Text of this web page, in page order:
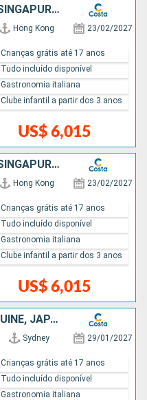
CHINA, VITENÃ, TAILÃNDIA, SINGAPURA, MALÁSIA, SRI LANKA, MAURICE, AFRICA DO SUL, NAMIBIA, CABO VERDE, ESPANHA, FRANCIA, ITÁLIA
Hong Kong 23/02/2027
US$ 6,015
Crianças grátis até 17 anos
Tudo incluído disponível
Gastronomia italiana
Clube infantil a partir dos 3 anos
CHINA, VITENÃ, TAILÃNDIA, SINGAPURA, MALÁSIA, SRI LANKA, MAURICE, AFRICA DO SUL, NAMIBIA, CABO VERDE, ESPANHA, FRANCIA, ITÁLIA
Hong Kong 23/02/2027
US$ 6,015
Crianças grátis até 17 anos
Tudo incluído disponível
Gastronomia italiana
Clube infantil a partir dos 3 anos
AUSTRÁLIA, PAPUA NOVA GUINÉ, JAPÃO, TAIWAN, CHINA, VITENÃ, TAILÃNDIA, SINGAPURA, MALÁSIA, SRI LANKA, MAURICE, AFRICA DO SUL, NAMIBIA, CABO VERDE, ESPANHA
Sydney 29/01/2027
Crianças grátis até 17 anos
Tudo incluído disponível
Gastronomia italiana